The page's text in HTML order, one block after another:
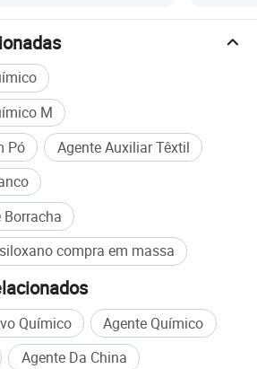
M
Pó
Agente Auxiliar Têxtil
compra em massa
Químico
Agente Químico
Agente Da China